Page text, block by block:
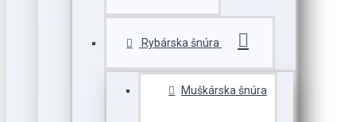
Rybárska šnúra
Muškárska šnúra